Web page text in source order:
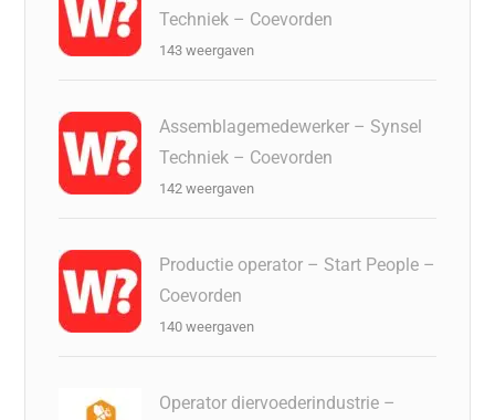
Techniek – Coevorden
143 weergaven
Assemblagemedewerker – Synsel
Techniek – Coevorden
142 weergaven
Productie operator – Start People –
Coevorden
140 weergaven
Operator diervoederindustrie –